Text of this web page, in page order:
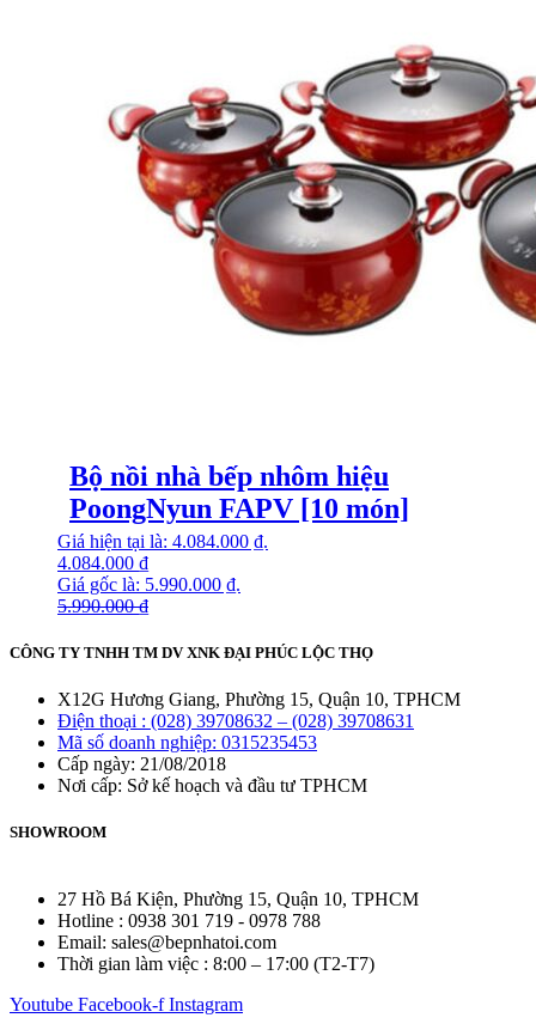
Bộ nồi nhà bếp nhôm hiệu
PoongNyun FAPV [10 món]
5.990.000₫
Giá gốc là: 5.990.000 ₫.
4.084.000 ₫
Giá hiện tại là: 4.084.000 ₫.
CÔNG TY TNHH TM DV XNK ĐẠI PHÚC LỘC THỌ
X12G Hương Giang, Phường 15, Quận 10, TPHCM
Điện thoại : (028) 39708632 – (028) 39708631
Mã số doanh nghiệp: 0315235453
Cấp ngày: 21/08/2018
Nơi cấp: Sở kế hoạch và đầu tư TPHCM
SHOWROOM
27 Hồ Bá Kiện, Phường 15, Quận 10, TPHCM
Hotline : 0938 301 719 - 0978 788
Email: sales@bepnhatoi.com
Thời gian làm việc : 8:00 – 17:00 (T2-T7)
Youtube Facebook-f Instagram